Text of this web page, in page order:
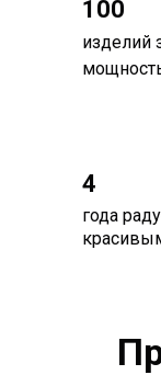
100
изделий
4
года